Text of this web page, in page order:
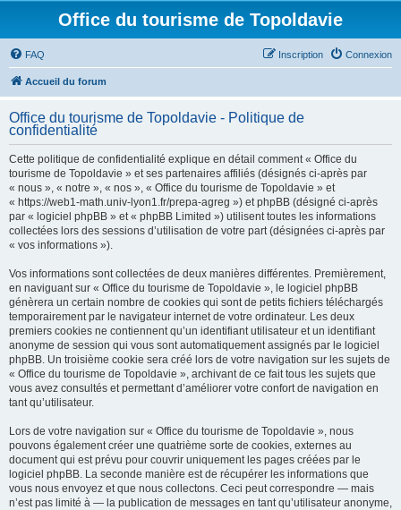
Office du tourisme de Topoldavie
FAQ Connexion
Inscription
Accueil du forum
Office du tourisme de Topoldavie - Politique de
confidentialité
Cette politique de confidentialité explique en détail comment « Office du
tourisme de Topoldavie » et ses partenaires affiliés (désignés ci-après par
« nous », « notre », « nos », « Office du tourisme de Topoldavie » et
« https://web1-math.univ-lyon1.fr/prepa-agreg ») et phpBB (désigné ci-après
par « logiciel phpBB » et « phpBB Limited ») utilisent toutes les informations
collectées lors des sessions d’utilisation de votre part (désignées ci-après par
« vos informations »).
Vos informations sont collectées de deux manières différentes. Premièrement,
en naviguant sur « Office du tourisme de Topoldavie », le logiciel phpBB
génèrera un certain nombre de cookies qui sont de petits fichiers téléchargés
temporairement par le navigateur internet de votre ordinateur. Les deux
premiers cookies ne contiennent qu’un identifiant utilisateur et un identifiant
anonyme de session qui vous sont automatiquement assignés par le logiciel
phpBB. Un troisième cookie sera créé lors de votre navigation sur les sujets de
« Office du tourisme de Topoldavie », archivant de ce fait tous les sujets que
vous avez consultés et permettant d’améliorer votre confort de navigation en
tant qu’utilisateur.
Lors de votre navigation sur « Office du tourisme de Topoldavie », nous
pouvons également créer une quatrième sorte de cookies, externes au
document qui est prévu pour couvrir uniquement les pages créées par le
logiciel phpBB. La seconde manière est de récupérer les informations que
vous nous envoyez et que nous collectons. Ceci peut correspondre — mais
n’est pas limité à — la publication de messages en tant qu’utilisateur anonyme,